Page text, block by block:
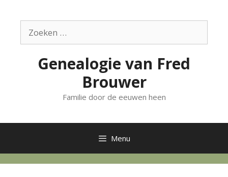
inhoudnaar:
Genealogie van Fred
Brouwer
Familie door de eeuwen heen
Menu